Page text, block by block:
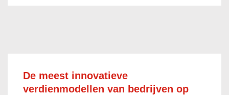
De meest innovatieve
verdienmodellen van bedrijven op